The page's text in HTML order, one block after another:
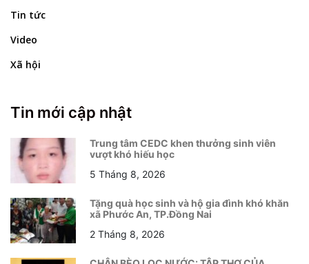
Tin tức
Video
Xã hội
Tin mới cập nhật
Trung tâm CEDC khen thưởng sinh viên
vượt khó hiếu học
5 Tháng 8, 2026
Tặng quà học sinh và hộ gia đình khó khăn
xã Phước An, TP.Đồng Nai
2 Tháng 8, 2026